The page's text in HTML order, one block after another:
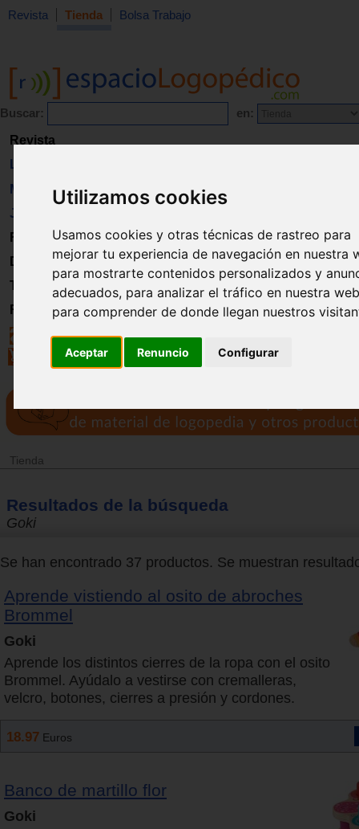
Utilizamos cookies
Usamos cookies y otras técnicas de rastreo para
mejorar tu experiencia de navegación en nuestra
para mostrarte contenidos personalizados y
adecuados, para analizar el tráfico en nuestra
para comprender de donde llegan nuestros
Aceptar Renuncio Configurar
Revista Tienda Bolsa Trabajo
Buscar: en:
Revista
Libros
Material
Juguetes
Formación
Directorio
Trabajo
Registro
Tienda
Resultados de la búsqueda
Goki
Se han encontrado 37 productos. Se muestran
Aprende vistiendo al osito de abroches
Brommel
Goki
Aprende los distintos cierres de la ropa con el osito
Brommel. Ayúdalo a vestirse con cremalleras,
velcro, botones, cierres a presión y cordones.
18.97 Euros
Banco de martillo flor
Goki